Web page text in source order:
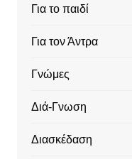
Για το παιδί
Για τον Άντρα
Γνώμες
Διά-Γνωση
Διασκέδαση